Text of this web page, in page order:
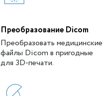
Преобразование Dicom
Преобразовать медицинские
файлы Dicom в пригодные
для 3D-печати.